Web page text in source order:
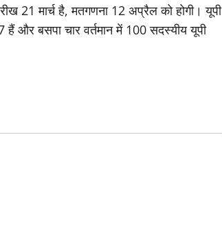
21 मार्च है, मतगणना 12 अप्रैल को होगी। यूपी
और बसपा चार वर्तमान में 100 सदस्यीय यूपी